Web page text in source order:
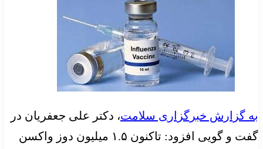
به گزارش خبرگزاری سلامت، دکتر علی جعفریان در
گفت و گویی افزود: تاکنون ۱.۵ میلیون دوز واکسن